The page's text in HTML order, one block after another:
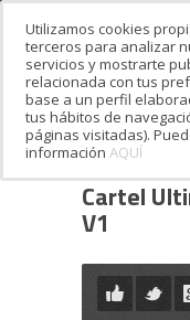
Estás en:
ZOOM V1
Cartel
V1
Utilizamos cookies
terceros para analizar
servicios y mostrarte
relacionada con tus
base a un perfil
tus hábitos de
páginas visitadas).
información AQUÍ